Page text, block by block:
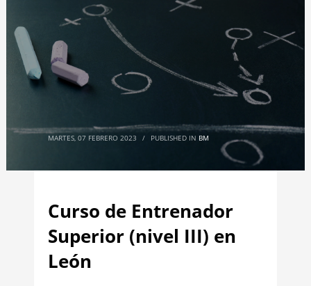
MARTES, 07 FEBRERO 2023 / PUBLISHED IN BM
Curso de Entrenador
Superior (nivel III) en
León